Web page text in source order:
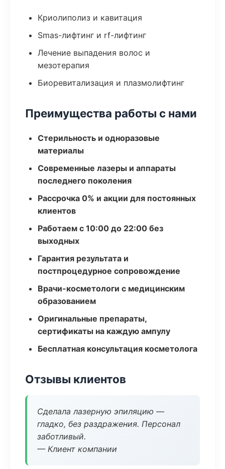
Криолиполиз и кавитация
Smas-лифтинг и rf-лифтинг
Лечение выпадения волос и
мезотерапия
Биоревитализация и плазмолифтинг
Преимущества работы с нами
Стерильность и одноразовые
материалы
Современные лазеры и аппараты
последнего поколения
Рассрочка 0% и акции для постоянных
клиентов
Работаем с 10:00 до 22:00 без
выходных
Гарантия результата и
постпроцедурное сопровождение
Врачи-косметологи с медицинским
образованием
Оригинальные препараты,
сертификаты на каждую ампулу
Бесплатная консультация косметолога
Отзывы клиентов
Сделала лазерную эпиляцию —
гладко, без раздражения. Персонал
заботливый.
— Клиент компании